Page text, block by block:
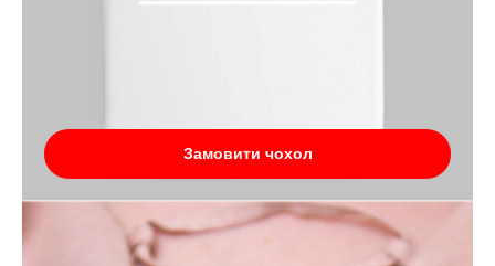
Замовити чохол